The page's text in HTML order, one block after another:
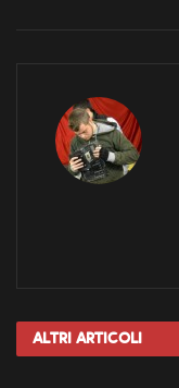
Altri Articoli